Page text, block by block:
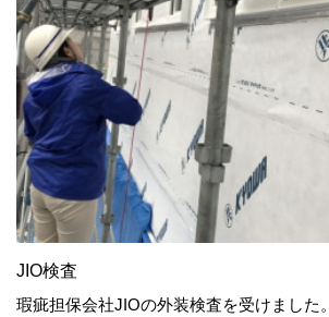
JIO検査
瑕疵担保会社JIOの外装検査を受けました。